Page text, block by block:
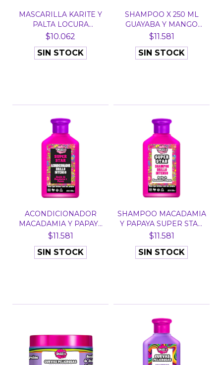
MASCARILLA KARITE Y
PALTA LOCURA
INDOMAB...
$10.062
SIN STOCK
SHAMPOO X 250 ML
GUAYABA Y MANGO
TROPICA...
$11.581
SIN STOCK
ACONDICIONADOR
MACADAMIA Y PAPAYA
SUPER...
$11.581
SIN STOCK
SHAMPOO MACADAMIA
Y PAPAYA SUPER STAR
DE...
$11.581
SIN STOCK